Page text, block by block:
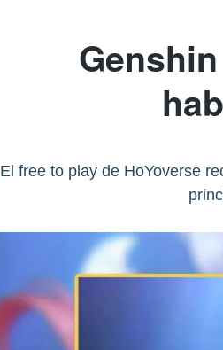
El free to play de HoYoverse